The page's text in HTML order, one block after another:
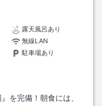
露天風呂あり
無線LAN
駐車場あり
を完備！朝食には、